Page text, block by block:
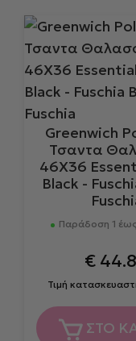
Greenwich
Τσαντα
46X36
Black -
Παράδοση 1
€
Τιμή
ΣΤΟ